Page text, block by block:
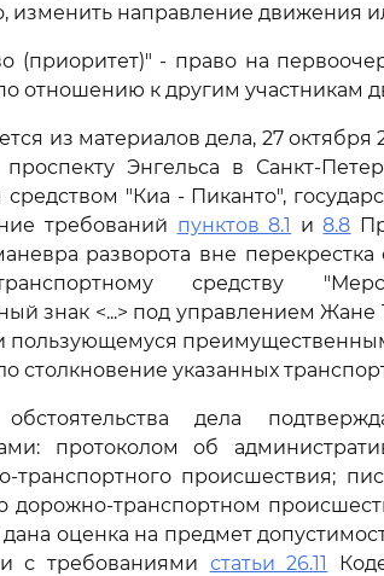
изменить направление движения
(приоритет)" - право на
отношению к другим участникам
из материалов дела, 27 октября
Энгельса в Санкт-
"Киа - Пиканто",
требований пунктов 8.1 и8.8
разворота вне перекрестка
средству
знак <...> под управлением Жане
пользующемуся
столкновение указанных
обстоятельства дела
протоколом об
транспортного происшествия;
о дорожно-транспортном
оценка на предмет
с требованиями статьи 26.11